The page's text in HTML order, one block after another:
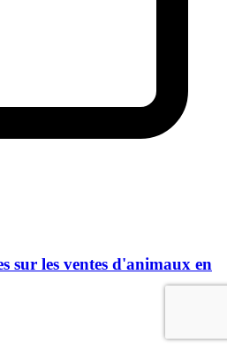
sur les ventes d'animaux en